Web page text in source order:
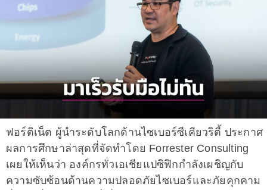
ฟอร์ติเน็ต ผู้นำระดับโลกด้านไซเบอร์ซีเคียวริตี้ ประกาศ
ผลการศึกษาล่าสุดที่จัดทำโดย Forrester Consulting
เผยให้เห็นว่า องค์กรทั่วเอเชียแปซิฟิกกำลังเผชิญกับ
ความซับซ้อนด้านความปลอดภัยไซเบอร์และภัยคุกคาม